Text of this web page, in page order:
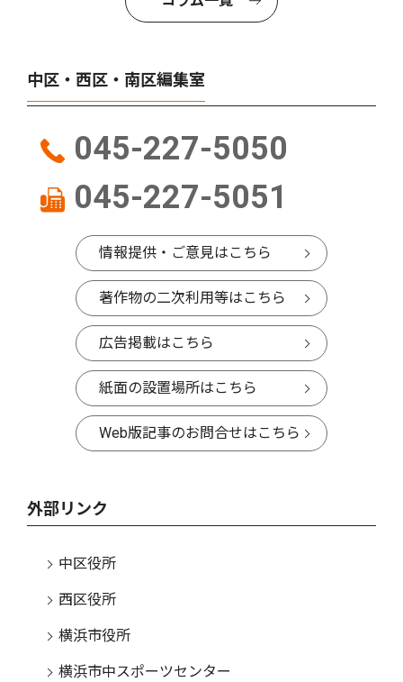
中区・西区・南区編集室
045-227-5050
045-227-5051
情報提供・ご意見はこちら
著作物の二次利用等はこちら
広告掲載はこちら
紙面の設置場所はこちら
Web版記事のお問合せはこちら
外部リンク
中区役所
西区役所
横浜市役所
横浜市中スポーツセンター